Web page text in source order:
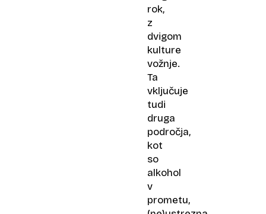
rok,
z
dvigom
kulture
vožnje.
Ta
vključuje
tudi
druga
področja,
kot
so
alkohol
v
prometu,